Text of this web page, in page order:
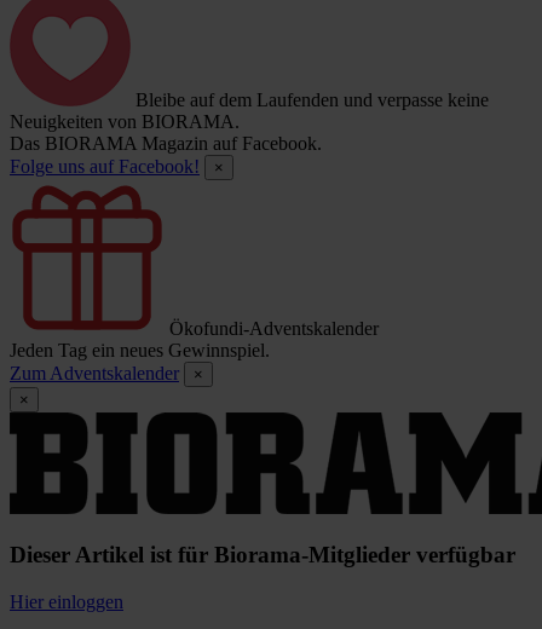
Bleibe auf dem Laufenden und verpasse keine
Neuigkeiten von BIORAMA.
Das BIORAMA Magazin auf Facebook.
Folge uns auf Facebook!
×
Ökofundi-Adventskalender
Jeden Tag ein neues Gewinnspiel.
Zum Adventskalender
×
×
Dieser Artikel ist für Biorama-Mitglieder verfügbar
Hier einloggen